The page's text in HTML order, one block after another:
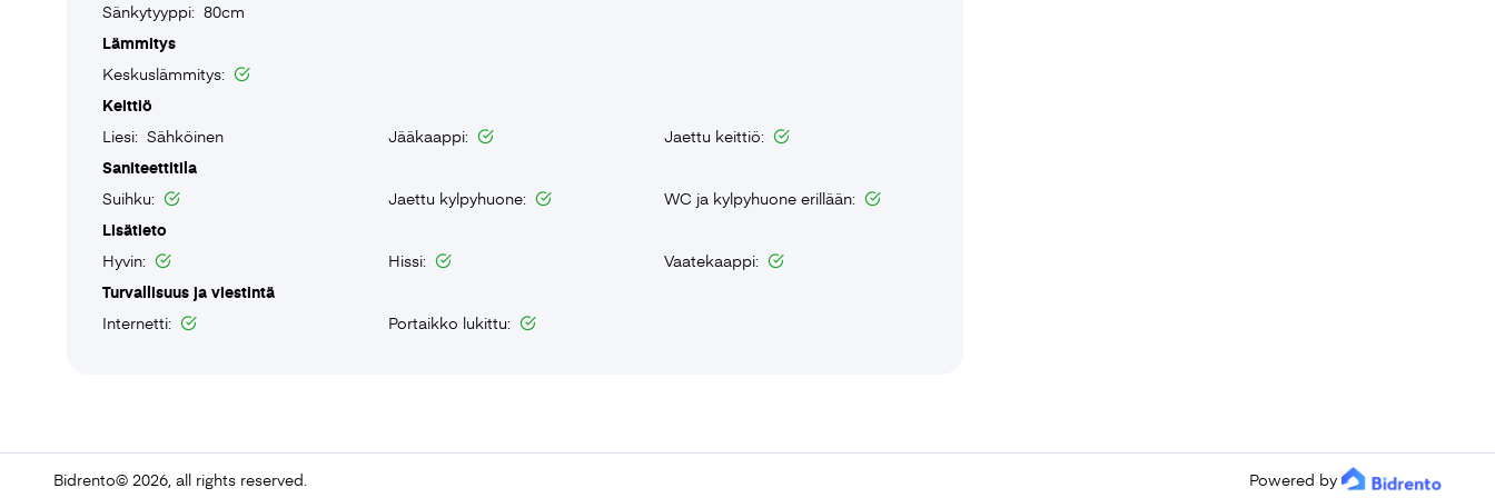
Sänkytyyppi: 80cm
Lämmitys
Keskuslämmitys:
Keittiö
Liesi: Sähköinen
Jääkaappi:
Jaettu keittiö:
Saniteettitila
Suihku:
Jaettu kylpyhuone:
WC ja kylpyhuone erillään:
Lisätieto
Hyvin:
Hissi:
Vaatekaappi:
Turvallisuus ja viestintä
Internetti:
Portaikko lukittu:
Bidrento© 2026, all rights reserved. Powered by